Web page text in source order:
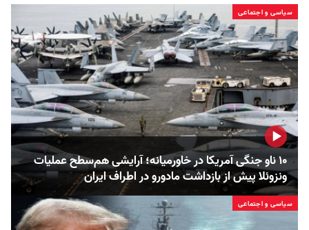
سیاسی و اجتماعی
۱۰ ناو جنگی آمریکا در خاورمیانه؛ آرایشی هم‌سطح عملیات
ونزوئلا پیش از بازداشت مادورو در اطراف ایران
سیاسی و اجتماعی